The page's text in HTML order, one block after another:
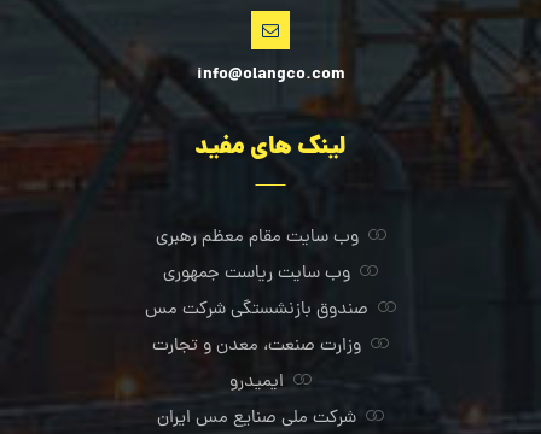
info@olangco.com
لینک های مفید
وب سایت مقام معظم رهبری
وب سایت ریاست جمهوری
صندوق بازنشستگی شرکت مس
وزارت صنعت، معدن و تجارت
ایمیدرو
شرکت ملی صنایع مس ایران